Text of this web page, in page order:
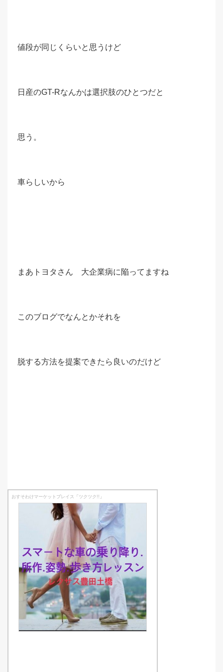
値段が同じくらいと思うけど
日産のGT-Rなんかは選択肢のひとつだと
思う。
車らしいから
まあトヨタさん 大企業病に陥ってますね
このブログでなんとかそれを
脱する方法を提案できたら良いのだけど
おすそわけマーケットプレイス「ツクツク!!」